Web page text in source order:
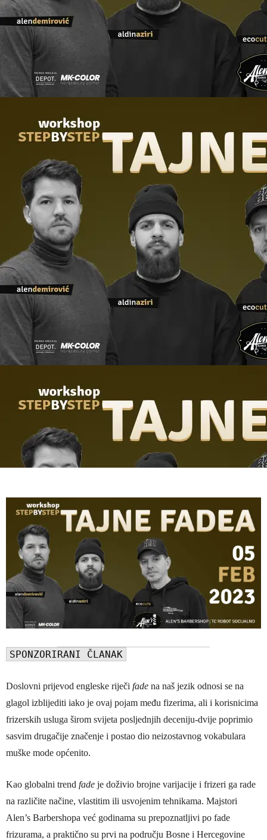
SPONZORIRANI ČLANAK
Doslovni prijevod engleske riječi fade na naš jezik odnosi se na
glagol izblijediti iako je ovaj pojam među fizerima, ali i korisnicima
frizerskih usluga širom svijeta posljednjih deceniju-dvije poprimio
sasvim drugačije značenje i postao dio neizostavnog vokabulara
muške mode općenito.
Kao globalni trend fade je doživio brojne varijacije i frizeri ga rade
na različite načine, vlastitim ili usvojenim tehnikama. Majstori
Alen’s Barbershopa već godinama su prepoznatljivi po fade
frizurama, a praktično su prvi na području Bosne i Hercegovine